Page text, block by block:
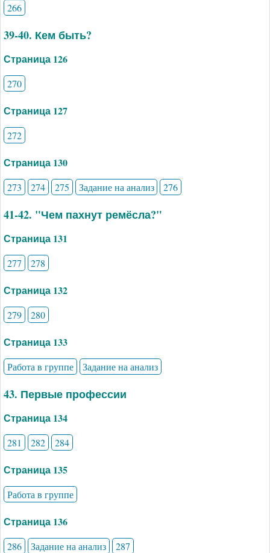
266
39-40. Кем быть?
Страница 126
270
Страница 127
272
Страница 130
273 274 275 Задание на анализ 276
41-42. "Чем пахнут ремёсла?"
Страница 131
277 278
Страница 132
279 280
Страница 133
Работа в группе Задание на анализ
43. Первые профессии
Страница 134
281 282 284
Страница 135
Работа в группе
Страница 136
286 Задание на анализ 287